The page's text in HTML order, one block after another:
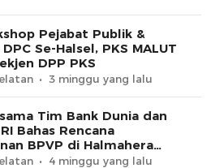
Pejabat Publik &
Se-Halsel, PKS MALUT
DPP PKS
3 minggu yang lalu
Tim Bank Dunia dan
Bahas Rencana
BPVP di Halmahera
4 minggu yang lalu